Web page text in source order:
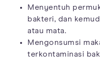
Menyentuh
bakteri, dan
atau mata.
Mengonsumsi
terkontaminasi